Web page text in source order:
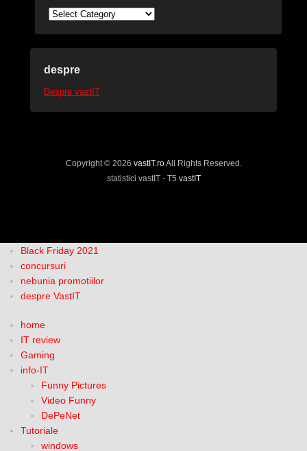
Categorii
despre
Despre vastIT
Copyright © 2026 vastIT.roAll Rights Reserved.
statistici vastIT - T5 vastIT
Black Friday 2021
concursuri
nebunia promotiilor
despre VastIT
home
IT review
Gaming
info-IT
Funny Pictures
Video Funny
DePeNet
Tutoriale
windows